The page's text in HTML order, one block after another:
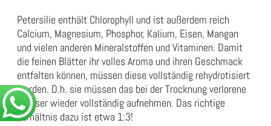
Petersilie enthält Chlorophyll und ist außerdem reich
Calcium, Magnesium, Phosphor, Kalium, Eisen, Mangan
und vielen anderen Mineralstoffen und Vitaminen. Damit
die feinen Blätter ihr volles Aroma und ihren Geschmack
entfalten können, müssen diese vollständig rehydrotisiert
werden. D.h. sie müssen das bei der Trocknung verlorene
Wasser wieder vollständig aufnehmen. Das richtige
Verhältnis dazu ist etwa 1:3!